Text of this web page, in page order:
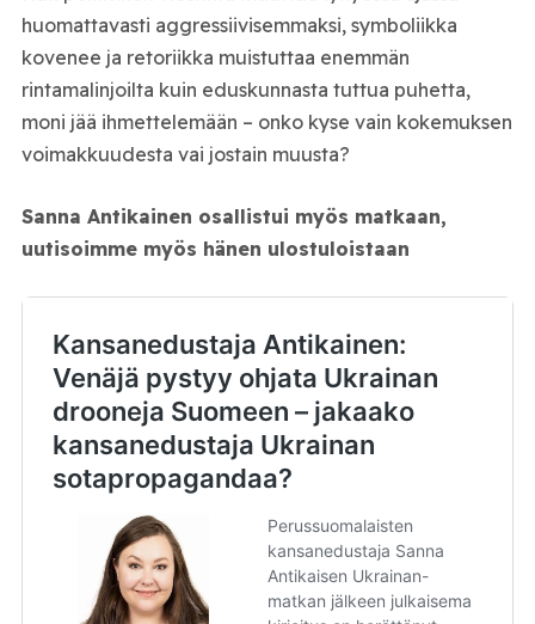
huomattavasti aggressiivisemmaksi, symboliikka
kovenee ja retoriikka muistuttaa enemmän
rintamalinjoilta kuin eduskunnasta tuttua puhetta,
moni jää ihmettelemään – onko kyse vain kokemuksen
voimakkuudesta vai jostain muusta?
Sanna Antikainen osallistui myös matkaan,
uutisoimme myös hänen ulostuloistaan